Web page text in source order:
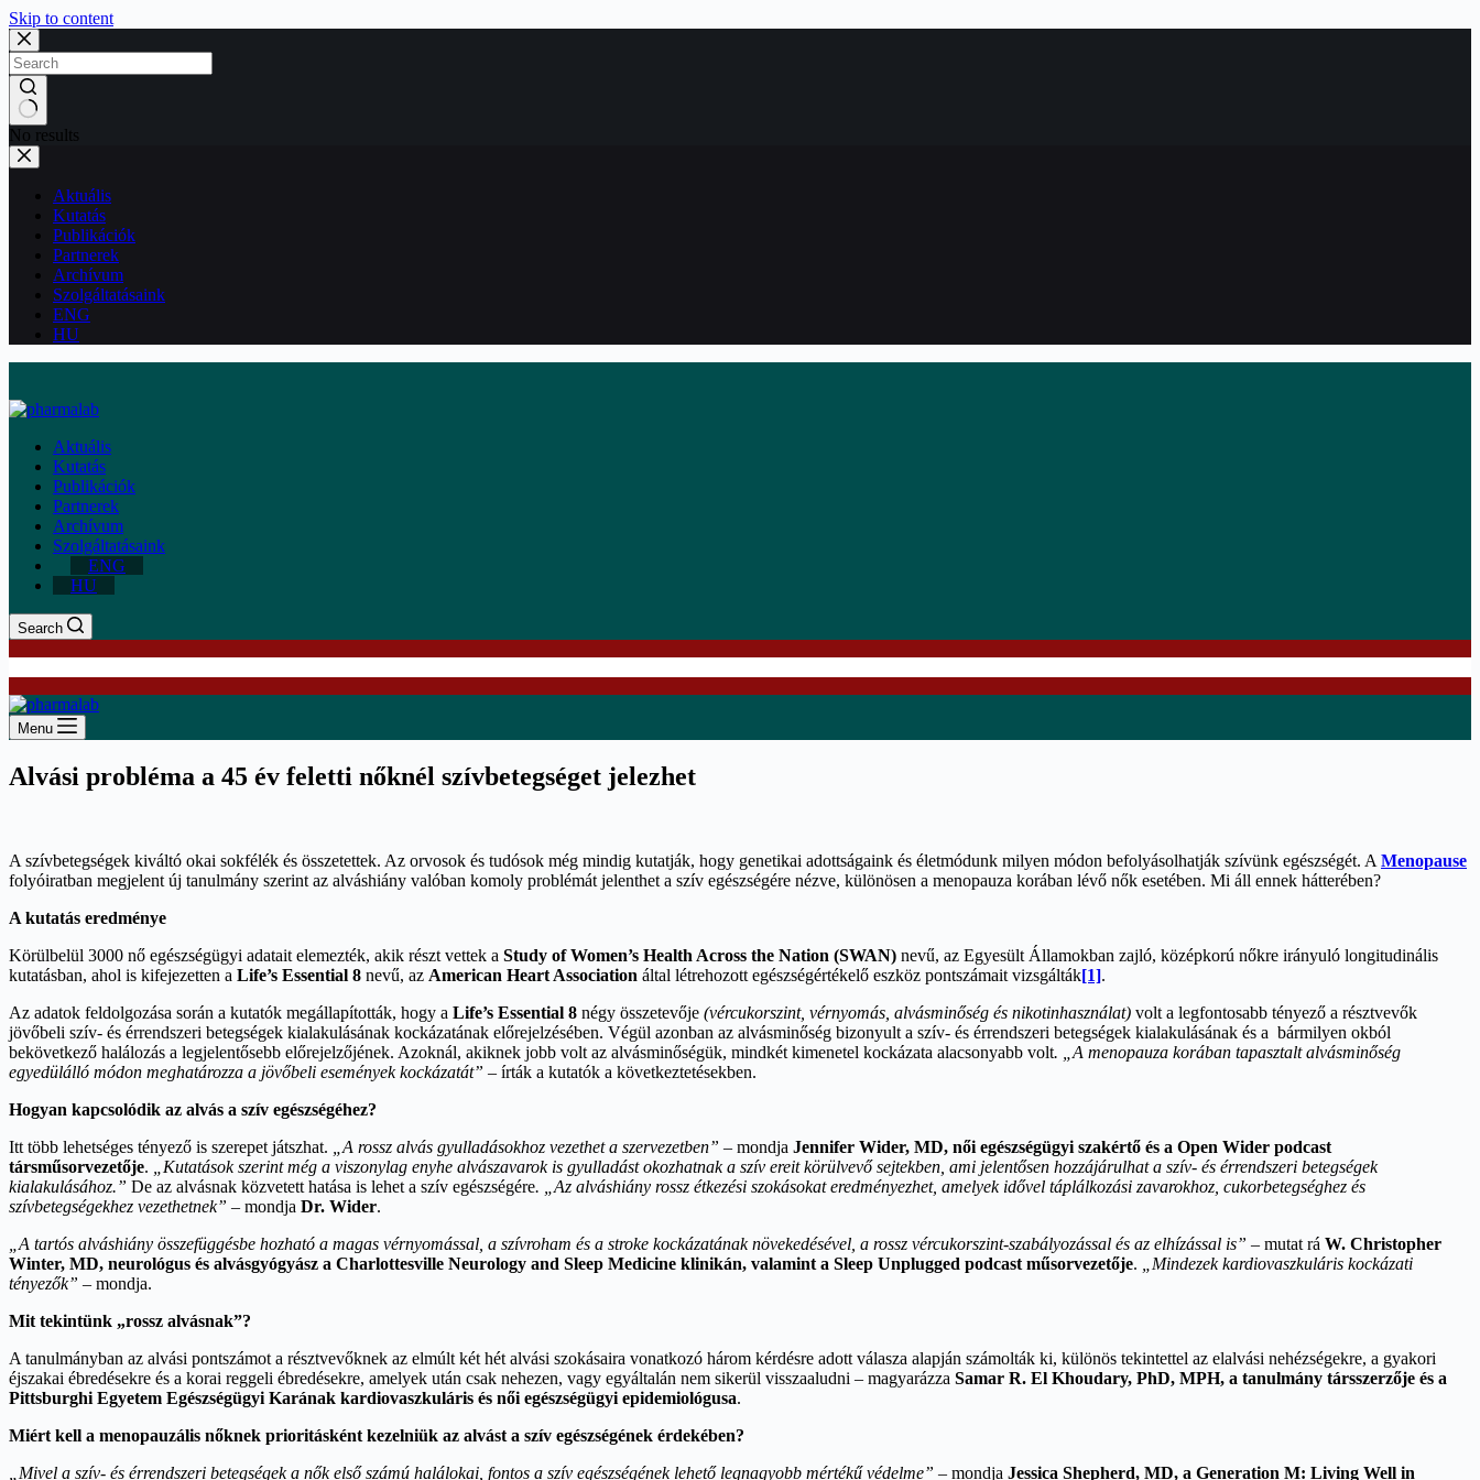
Skip to content
No results
Aktuális
Kutatás
Publikációk
Partnerek
Archívum
Szolgáltatásaink
ENG
HU
Aktuális
Kutatás
Publikációk
Partnerek
Archívum
Szolgáltatásaink
ENG
HU
Search
Menu
Alvási probléma a 45 év feletti nőknél szívbetegséget jelezhet
A szívbetegségek kiváltó okai sokfélék és összetettek. Az orvosok és tudósok még mindig kutatják, hogy genetikai adottságaink és életmódunk milyen módon befolyásolhatják szívünk egészségét. A Menopause
folyóiratban megjelent új tanulmány szerint az alváshiány valóban komoly problémát jelenthet a szív egészségére nézve, különösen a menopauza korában lévő nők esetében. Mi áll ennek hátterében?
A kutatás eredménye
Körülbelül 3000 nő egészségügyi adatait elemezték, akik részt vettek a Study of Women’s Health Across the Nation (SWAN) nevű, az Egyesült Államokban zajló, középkorú nőkre irányuló longitudinális
kutatásban, ahol is kifejezetten a Life’s Essential 8 nevű, az American Heart Association által létrehozott egészségértékelő eszköz pontszámait vizsgálták[1].
Az adatok feldolgozása során a kutatók megállapították, hogy a Life’s Essential 8 négy összetevője (vércukorszint, vérnyomás, alvásminőség és nikotinhasználat) volt a legfontosabb tényező a résztvevők
jövőbeli szív- és érrendszeri betegségek kialakulásának kockázatának előrejelzésében. Végül azonban az alvásminőség bizonyult a szív- és érrendszeri betegségek kialakulásának és a bármilyen okból
bekövetkező halálozás a legjelentősebb előrejelzőjének. Azoknál, akiknek jobb volt az alvásminőségük, mindkét kimenetel kockázata alacsonyabb volt. „A menopauza korában tapasztalt alvásminőség
egyedülálló módon meghatározza a jövőbeli események kockázatát” – írták a kutatók a következtetésekben.
Hogyan kapcsolódik az alvás a szív egészségéhez?
Itt több lehetséges tényező is szerepet játszhat.
„A rossz alvás gyulladásokhoz vezethet a szervezetben” – mondja Jennifer Wider, MD, női egészségügyi szakértő és a Open Wider podcast
társműsorvezetője.
„Kutatások szerint még a viszonylag enyhe alvászavarok is gyulladást okozhatnak a szív ereit körülvevő sejtekben, ami jelentősen hozzájárulhat a szív- és érrendszeri betegségek
kialakulásához.” De az alvásnak közvetett hatása is lehet a szív egészségére. „Az alváshiány rossz étkezési szokásokat eredményezhet, amelyek idővel táplálkozási zavarokhoz, cukorbetegséghez és
szívbetegségekhez vezethetnek” – mondja Dr. Wider.
„A tartós alváshiány összefüggésbe hozható a magas vérnyomással, a szívroham és a stroke kockázatának növekedésével, a rossz vércukorszint-szabályozással és az elhízással is” – mutat rá W. Christopher
Winter, MD, neurológus és alvásgyógyász a Charlottesville Neurology and Sleep Medicine klinikán, valamint a Sleep Unplugged podcast műsorvezetője.
„Mindezek kardiovaszkuláris kockázati
tényezők” – mondja.
Mit tekintünk „rossz alvásnak”?
A tanulmányban az alvási pontszámot a résztvevőknek az elmúlt két hét alvási szokásaira vonatkozó három kérdésre adott válasza alapján számolták ki, különös tekintettel az elalvási nehézségekre, a gyakori
éjszakai ébredésekre és a korai reggeli ébredésekre, amelyek után csak nehezen, vagy egyáltalán nem sikerül visszaaludni – magyarázza Samar R. El Khoudary, PhD, MPH, a tanulmány társszerzője és a
Pittsburghi Egyetem Egészségügyi Karának kardiovaszkuláris és női egészségügyi epidemiológusa.
Miért kell a menopauzális nőknek prioritásként kezelniük az alvást a szív egészségének érdekében?
„Mivel a szív- és érrendszeri betegségek a nők első számú halálokai, fontos a szív egészségének lehető legnagyobb mértékű védelme” – mondja Jessica Shepherd, MD, a Generation M: Living Well in